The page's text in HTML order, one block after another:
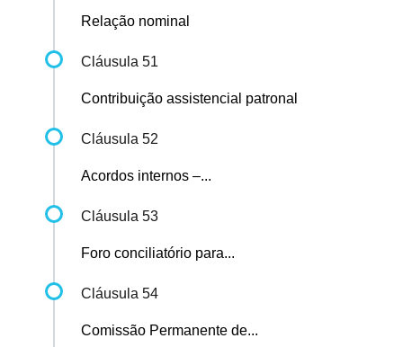
Relação nominal
Cláusula 51
Contribuição assistencial patronal
Cláusula 52
Acordos internos –...
Cláusula 53
Foro conciliatório para...
Cláusula 54
Comissão Permanente de...